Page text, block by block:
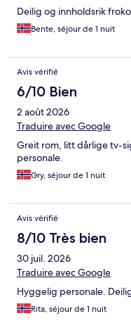
Deilig og innholdsrik
Bente, séjour de 1 nuit
Avis vérifié
6/10 Bien
2 août 2026
Traduire avec Google
Greit rom, litt dårlige tv-
personale.
Gry, séjour de 1 nuit
Avis vérifié
8/10 Très bien
30 juil. 2026
Traduire avec Google
Hyggelig personale.
Rita, séjour de 1 nuit